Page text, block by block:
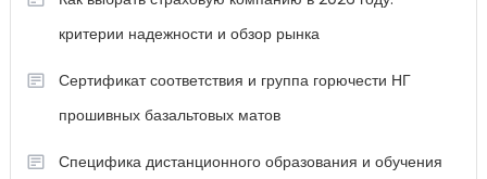
критерии надежности и обзор рынка
Сертификат соответствия и группа горючести НГ
прошивных базальтовых матов
Специфика дистанционного образования и обучения